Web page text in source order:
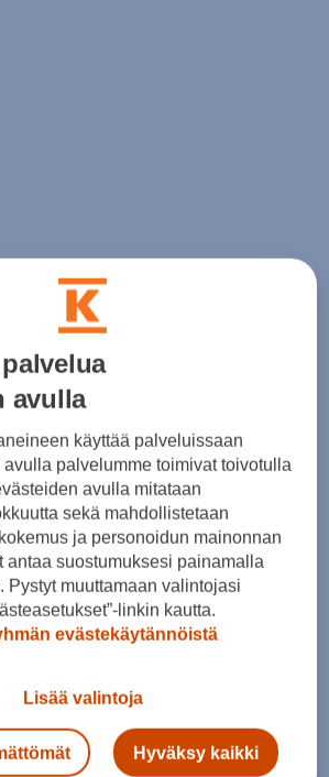
avulla
käyttää palveluissaan
palvelumme toimivat toivotulla
avulla mitataan
sekä mahdollistetaan
ja personoidun mainonnan
antaa suostumuksesi painamalla
Pystyt muuttamaan valintojasi
linkin kautta.
evästekäytännöistä
Lisää valintoja
Hyväksy kaikki